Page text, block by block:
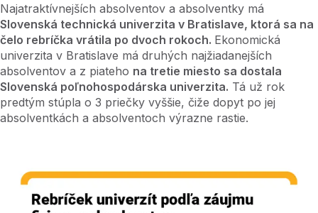
Najatraktívnejších absolventov a absolventky má
Slovenská technická univerzita v Bratislave, ktorá sa na
čelo rebríčka vrátila po dvoch rokoch. Ekonomická
univerzita v Bratislave má druhých najžiadanejších
absolventov a z piateho na tretie miesto sa dostala
Slovenská poľnohospodárska univerzita. Tá už rok
predtým stúpla o 3 priečky vyššie, čiže dopyt po jej
absolventkách a absolventoch výrazne rastie.